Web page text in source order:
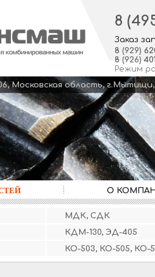
8
Заказ
8 (929)
8 (926)
Режим
Московская область,
О
МДК, СДК
КДМ-130, ЭД-405
КО-503, КО-505, КО-